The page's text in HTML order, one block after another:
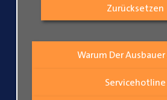
Warum Der
Servicehotline
Zurücksetzen